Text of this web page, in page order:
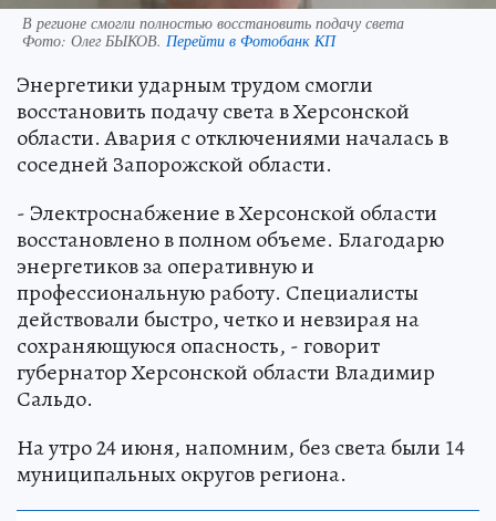
В регионе смогли полностью восстановить подачу света
Фото: Олег БЫКОВ. Перейти в Фотобанк КП
Энергетики ударным трудом смогли
восстановить подачу света в Херсонской
области. Авария с отключениями началась в
соседней Запорожской области.
- Электроснабжение в Херсонской области
восстановлено в полном объеме. Благодарю
энергетиков за оперативную и
профессиональную работу. Специалисты
действовали быстро, четко и невзирая на
сохраняющуюся опасность, - говорит
губернатор Херсонской области Владимир
Сальдо.
На утро 24 июня, напомним, без света были 14
муниципальных округов региона.